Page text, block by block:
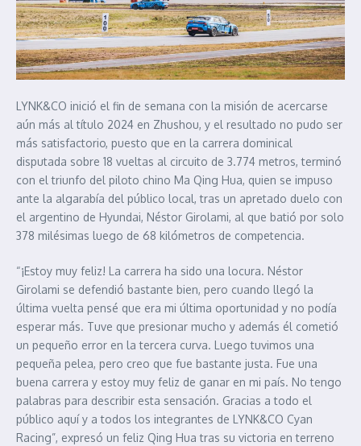
LYNK&CO inició el fin de semana con la misión de acercarse
aún más al título 2024 en Zhushou, y el resultado no pudo ser
más satisfactorio, puesto que en la carrera dominical
disputada sobre 18 vueltas al circuito de 3.774 metros, terminó
con el triunfo del piloto chino Ma Qing Hua, quien se impuso
ante la algarabía del público local, tras un apretado duelo con
el argentino de Hyundai, Néstor Girolami, al que batió por solo
378 milésimas luego de 68 kilómetros de competencia.
“¡Estoy muy feliz! La carrera ha sido una locura. Néstor
Girolami se defendió bastante bien, pero cuando llegó la
última vuelta pensé que era mi última oportunidad y no podía
esperar más. Tuve que presionar mucho y además él cometió
un pequeño error en la tercera curva. Luego tuvimos una
pequeña pelea, pero creo que fue bastante justa. Fue una
buena carrera y estoy muy feliz de ganar en mi país. No tengo
palabras para describir esta sensación. Gracias a todo el
público aquí y a todos los integrantes de LYNK&CO Cyan
Racing”, expresó un feliz Qing Hua tras su victoria en terreno